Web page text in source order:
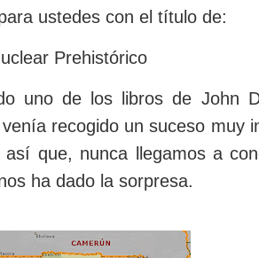
ustedes con el título de:
Prehistórico
uno de los libros de John
recogido un suceso muy
así que, nunca llegamos a
ha dado la sorpresa.